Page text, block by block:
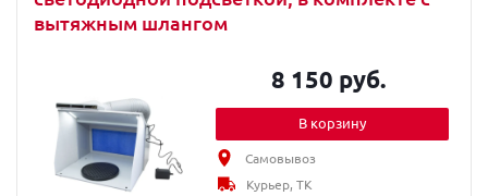
вытяжным шлангом
8 150 руб.
В корзину
Самовывоз
Курьер, ТК